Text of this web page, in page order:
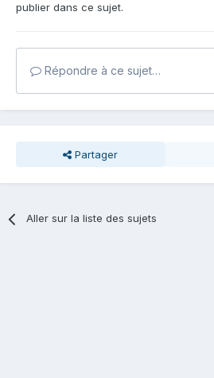
publier dans ce sujet.
Répondre à ce sujet…
Partager
Aller sur la liste des sujets